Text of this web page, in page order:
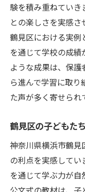
験を積み重ねていき
との楽しさを実感さ
鶴見区における実例
を通じて学校の成
ような成果は、保
ら進んで学習に取
た声が多く寄せられ
鶴見区の子どもた
神奈川県横浜市鶴
の利点を実感してい
を通じて学ぶ力が自